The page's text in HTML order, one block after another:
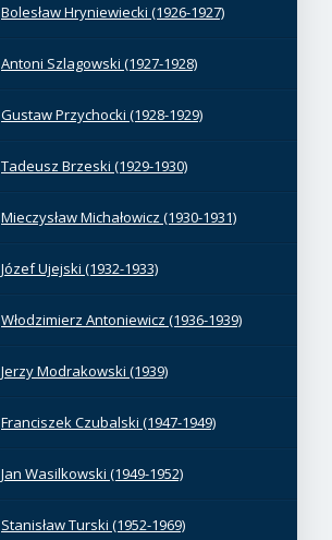
Bolesław Hryniewiecki (1926-1927)
Antoni Szlagowski (1927-1928)
Gustaw Przychocki (1928-1929)
Tadeusz Brzeski (1929-1930)
Mieczysław Michałowicz (1930-1931)
Józef Ujejski (1932-1933)
Włodzimierz Antoniewicz (1936-1939)
Jerzy Modrakowski (1939)
Franciszek Czubalski (1947-1949)
Jan Wasilkowski (1949-1952)
Stanisław Turski (1952-1969)